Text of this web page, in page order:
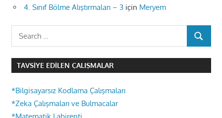
4. Sınıf Bölme Alıştırmaları – 3 için Meryem
Search
for:
SEARCH
TAVSIYE EDILEN ÇALIŞMALAR
*Bilgisayarsız Kodlama Çalışmaları
*Zeka Çalışmaları ve Bulmacalar
*Matematik Labirenti